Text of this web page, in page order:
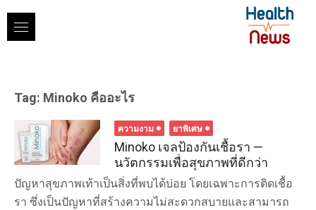
content
Tag: Minoko คืออะไร
ความงาม ยาพิเศษ
Minoko เจลป้องกันเชื้อรา —
นวัตกรรมเพื่อสุขภาพที่ดีกว่า
ปัญหาสุขภาพเท้าเป็นสิ่งที่พบได้บ่อย โดยเฉพาะการติดเชื้อ
รา ซึ่งเป็นปัญหาที่สร้างความไม่สะดวกสบายและสามารถ